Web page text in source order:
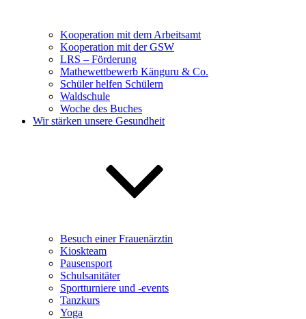
Kooperation mit dem Arbeitsamt
Kooperation mit der GSW
LRS – Förderung
Mathewettbewerb Känguru & Co.
Schüler helfen Schülern
Waldschule
Woche des Buches
Wir stärken unsere Gesundheit
Besuch einer Frauenärztin
Kioskteam
Pausensport
Schulsanitäter
Sportturniere und -events
Tanzkurs
Yoga